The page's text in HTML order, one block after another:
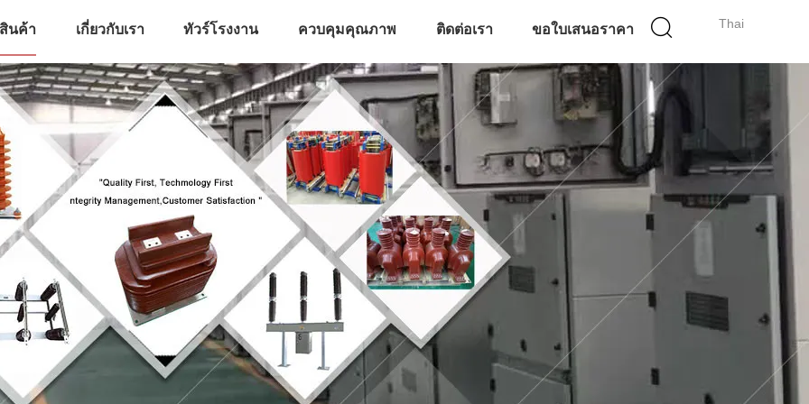
Thai
สินค้า เกี่ยวกับเรา ทัวร์โรงงาน ควบคุมคุณภาพ ติดต่อเรา ขอใบเสนอราคา